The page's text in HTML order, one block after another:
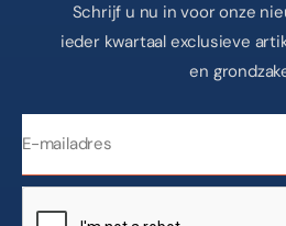
Schrijf u nu in voor onze
ieder kwartaal exclusieve
en